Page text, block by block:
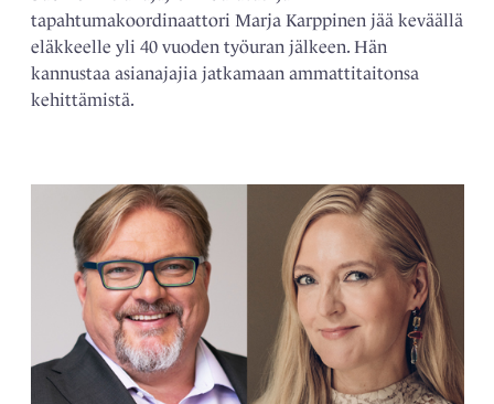
tapahtumakoordinaattori Marja Karppinen jää keväällä
eläkkeelle yli 40 vuoden työuran jälkeen. Hän
kannustaa asianajajia jatkamaan ammattitaitonsa
kehittämistä.